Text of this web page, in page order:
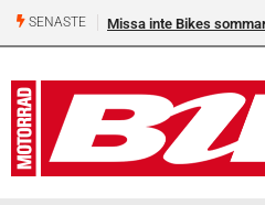
SENASTE Missa inte Bikes